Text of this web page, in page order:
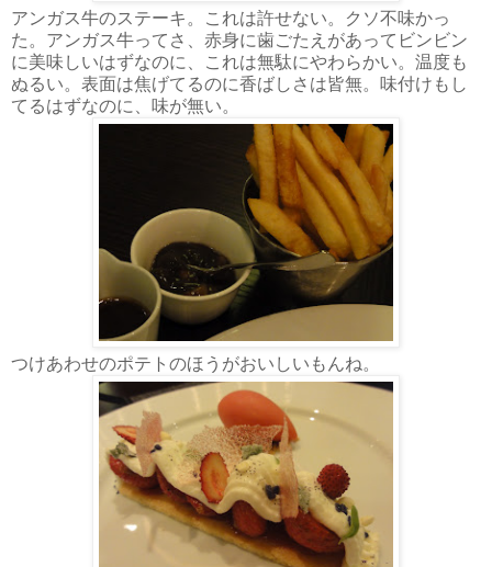
アンガス牛のステーキ。これは許せない。クソ不味かっ
た。アンガス牛ってさ、赤身に歯ごたえがあってビンビン
に美味しいはずなのに、これは無駄にやわらかい。温度も
ぬるい。表面は焦げてるのに香ばしさは皆無。味付けもし
てるはずなのに、味が無い。
つけあわせのポテトのほうがおいしいもんね。